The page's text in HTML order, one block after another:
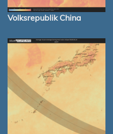
Volksrepublik China